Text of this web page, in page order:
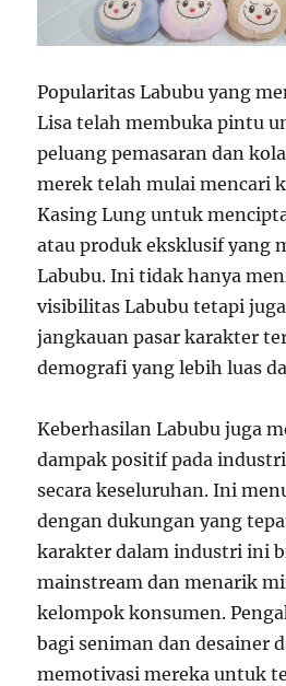
Popularitas Labubu yang
Lisa telah membuka pintu
peluang pemasaran dan
merek telah mulai mencari
Kasing Lung untuk
atau produk eksklusif yang
Labubu. Ini tidak hanya
visibilitas Labubu tetapi
jangkauan pasar karakter
demografi yang lebih luas
Keberhasilan Labubu juga
dampak positif pada
secara keseluruhan. Ini
dengan dukungan yang
karakter dalam industri ini
mainstream dan menarik
kelompok konsumen.
bagi seniman dan desainer
memotivasi mereka untuk